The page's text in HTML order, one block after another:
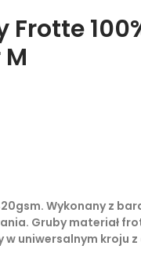
Wykonany z
Gruby materiał
uniwersalnym kroju